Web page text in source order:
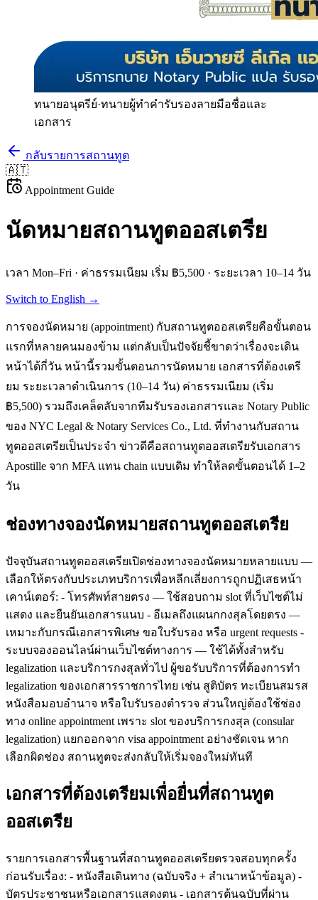
ทนายอนุตรีย์·ทนายผู้ทำคำรับรองลายมือชื่อและ
เอกสาร
กลับรายการสถานทูต
🇦🇹
Appointment Guide
นัดหมายสถานทูตออสเตรีย
เวลา Mon–Fri · ค่าธรรมเนียม เริ่ม ฿5,500 · ระยะเวลา 10–14 วัน
Switch to English →
การจองนัดหมาย (appointment) กับสถานทูตออสเตรียคือขั้นตอน
แรกที่หลายคนมองข้าม แต่กลับเป็นปัจจัยชี้ขาดว่าเรื่องจะเดิน
หน้าได้กี่วัน หน้านี้รวมขั้นตอนการนัดหมาย เอกสารที่ต้องเตรี
ยม ระยะเวลาดำเนินการ (10–14 วัน) ค่าธรรมเนียม (เริ่ม
฿5,500) รวมถึงเคล็ดลับจากทีมรับรองเอกสารและ Notary Public
ของ NYC Legal & Notary Services Co., Ltd. ที่ทำงานกับสถาน
ทูตออสเตรียเป็นประจำ ข่าวดีคือสถานทูตออสเตรียรับเอกสาร
Apostille จาก MFA แทน chain แบบเดิม ทำให้ลดขั้นตอนได้ 1–2
วัน
ช่องทางจองนัดหมายสถานทูตออสเตรีย
ปัจจุบันสถานทูตออสเตรียเปิดช่องทางจองนัดหมายหลายแบบ —
เลือกให้ตรงกับประเภทบริการเพื่อหลีกเลี่ยงการถูกปฏิเสธหน้า
เคาน์เตอร์: - โทรศัพท์สายตรง — ใช้สอบถาม slot ที่เว็บไซต์ไม่
แสดง และยืนยันเอกสารแนบ - อีเมลถึงแผนกกงสุลโดยตรง —
เหมาะกับกรณีเอกสารพิเศษ ขอใบรับรอง หรือ urgent requests -
ระบบจองออนไลน์ผ่านเว็บไซต์ทางการ — ใช้ได้ทั้งสำหรับ
legalization และบริการกงสุลทั่วไป ผู้ขอรับบริการที่ต้องการทำ
legalization ของเอกสารราชการไทย เช่น สูติบัตร ทะเบียนสมรส
หนังสือมอบอำนาจ หรือใบรับรองตำรวจ ส่วนใหญ่ต้องใช้ช่อง
ทาง online appointment เพราะ slot ของบริการกงสุล (consular
legalization) แยกออกจาก visa appointment อย่างชัดเจน หาก
เลือกผิดช่อง สถานทูตจะส่งกลับให้เริ่มจองใหม่ทันที
เอกสารที่ต้องเตรียมเพื่อยื่นที่สถานทูต
ออสเตรีย
รายการเอกสารพื้นฐานที่สถานทูตออสเตรียตรวจสอบทุกครั้ง
ก่อนรับเรื่อง: - หนังสือเดินทาง (ฉบับจริง + สำเนาหน้าข้อมูล) -
บัตรประชาชนหรือเอกสารแสดงตน - เอกสารต้นฉบับที่ผ่าน